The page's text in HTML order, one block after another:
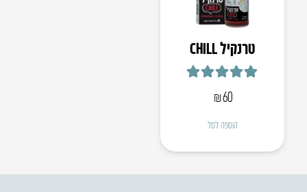
טרנקיל CHILL
₪60
הוספה לסל